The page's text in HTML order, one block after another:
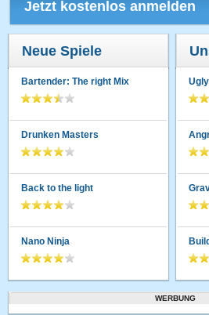
Jetzt kostenlos anmelden
Neue Spiele
Bartender: The right Mix
Drunken Masters
Back to the light
Nano Ninja
WERBUNG